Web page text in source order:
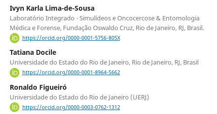
Ivyn Karla Lima-de-Sousa
Laboratório Integrado - Simulídeos e Oncocercose & Entomologia
Médica e Forense, Fundação Oswaldo Cruz, Rio de Janeiro, RJ, Brasil.
https://orcid.org/0000-0001-5756-805X
Tatiana Docile
Universidade do Estado do Rio de Janeiro, Rio de Janeiro, RJ, Brasil
https://orcid.org/0000-0001-8964-5662
Ronaldo Figueiró
Universidade do Estado do Rio de Janeiro (UERJ)
https://orcid.org/0000-0003-0762-1312